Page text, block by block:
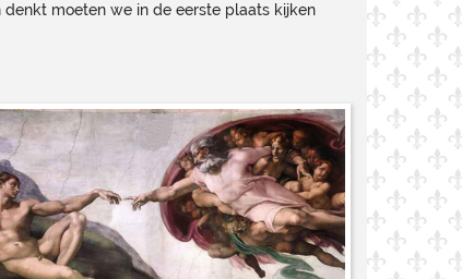
denkt moeten we in de eerste plaats kijken